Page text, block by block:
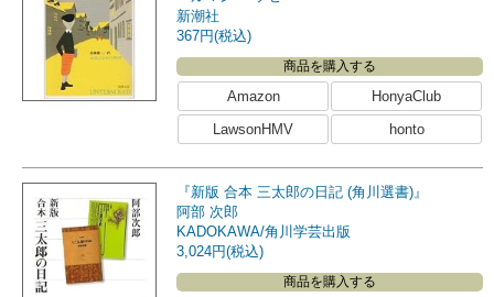
新潮社
367円(税込)
商品を購入する
Amazon
HonyaClub
LawsonHMV
honto
『新版 合本 三太郎の日記 (角川選書)』
阿部 次郎
KADOKAWA/角川学芸出版
3,024円(税込)
商品を購入する